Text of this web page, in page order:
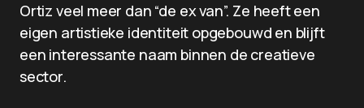
Ortiz veel meer dan “de ex van”. Ze heeft een
eigen artistieke identiteit opgebouwd en blijft
een interessante naam binnen de creatieve
sector.